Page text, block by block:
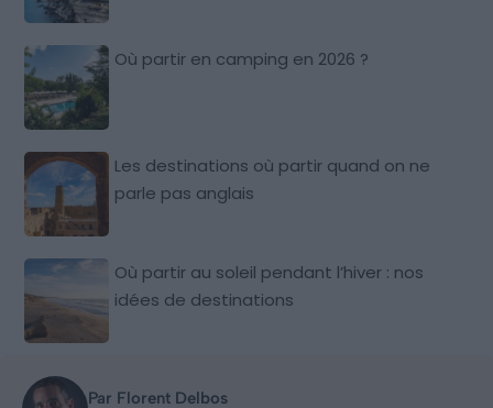
Où partir en camping en 2026 ?
Les destinations où partir quand on ne
parle pas anglais
Où partir au soleil pendant l’hiver : nos
idées de destinations
Par Florent Delbos